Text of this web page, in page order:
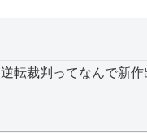
逆転裁判ってなんで新作